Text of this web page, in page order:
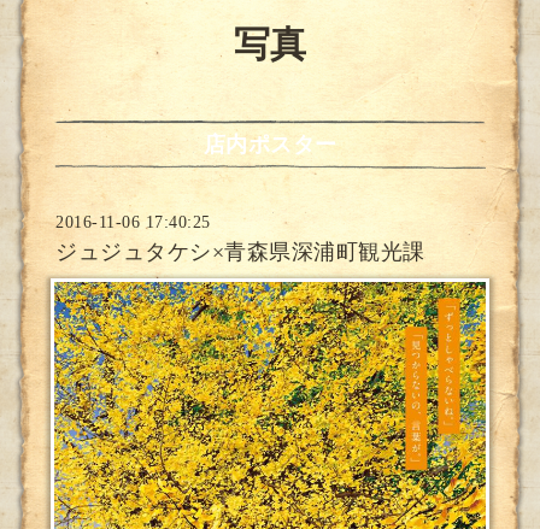
写真
店内ポスター
2016-11-06 17:40:25
ジュジュタケシ×青森県深浦町観光課